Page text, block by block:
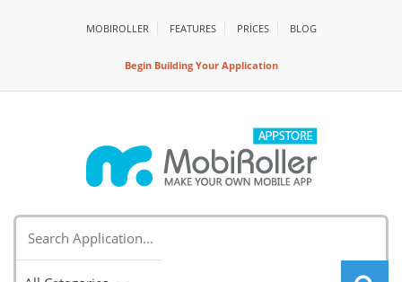
MOBIROLLER FEATURES PRİCES BLOG
Begin Building Your Application